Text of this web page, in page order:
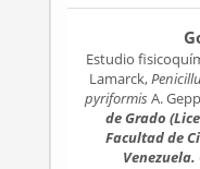
Estudio
Lamarck,
pyriformis A.
de Grado
Facultad de